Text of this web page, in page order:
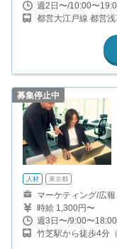
週2日〜/10:00〜
都営大江戸線 都営
募集停止中
人材 東京都
マーケティング/広報
時給 1,300円〜
週3日〜/9:00〜
竹芝駅から徒歩4分